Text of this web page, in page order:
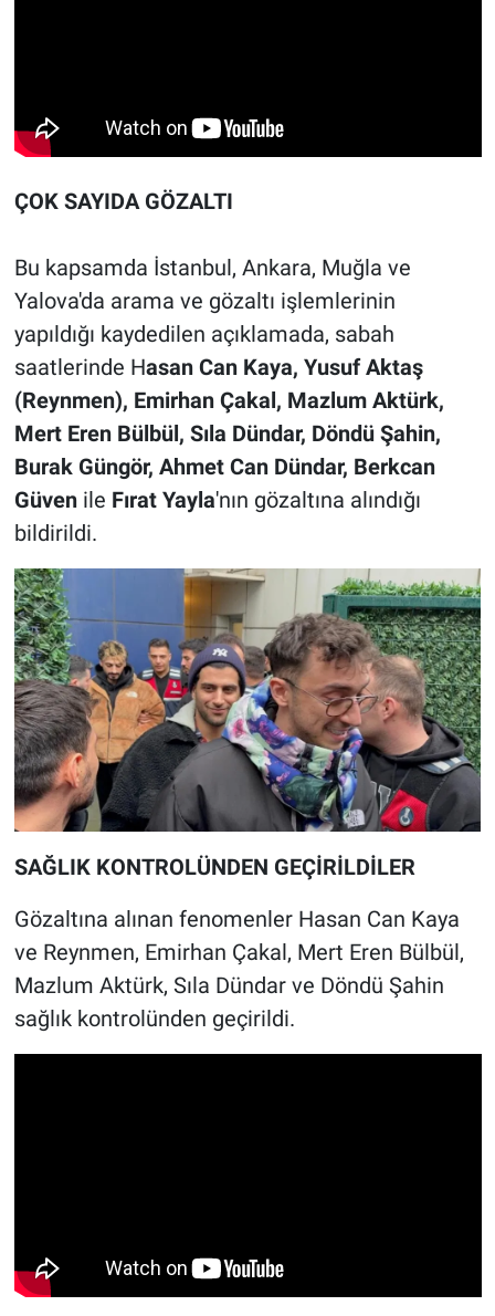
ÇOK SAYIDA GÖZALTI
Bu kapsamda İstanbul, Ankara, Muğla ve
Yalova'da arama ve gözaltı işlemlerinin
yapıldığı kaydedilen açıklamada, sabah
saatlerinde Hasan Can Kaya, Yusuf Aktaş
(Reynmen), Emirhan Çakal, Mazlum Aktürk,
Mert Eren Bülbül, Sıla Dündar, Döndü Şahin,
Burak Güngör, Ahmet Can Dündar, Berkcan
Güvenile Fırat Yayla'nın gözaltına alındığı
bildirildi.
SAĞLIK KONTROLÜNDEN GEÇİRİLDİLER
Gözaltına alınan fenomenler Hasan Can Kaya
ve Reynmen, Emirhan Çakal, Mert Eren Bülbül,
Mazlum Aktürk, Sıla Dündar ve Döndü Şahin
sağlık kontrolünden geçirildi.